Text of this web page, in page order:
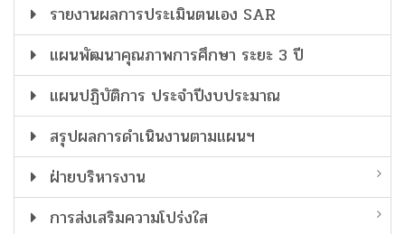
รายงานผลการประเมินตนเอง SAR
แผนพัฒนาคุณภาพการศึกษา ระยะ 3 ปี
แผนปฏิบัติการ ประจำปีงบประมาณ
สรุปผลการดำเนินงานตามแผนฯ
ฝ่ายบริหารงาน
การส่งเสริมความโปร่งใส